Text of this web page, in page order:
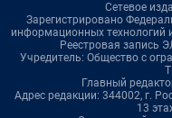
Сетевое
Зарегистрировано
информационных технологий
Реестровая запись
Учредитель: Общество с
Главный
Адрес редакции: 344002, г.
13